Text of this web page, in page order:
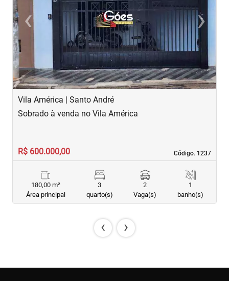
‹
Previous ›Next
Vila América | Santo André
Código. 1237
Código. 1237
Sobrado à venda no Vila América
R$ 600.000,00
180,00 m²
Área principal
3
quarto(s)
2
Vaga(s)
1
banho(s)
‹ ›